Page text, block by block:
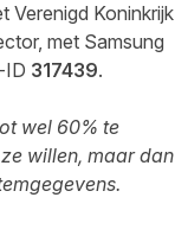
Verenigd Koninkrijk
met Samsung
ID 317439.
wel 60% te
willen, maar dan